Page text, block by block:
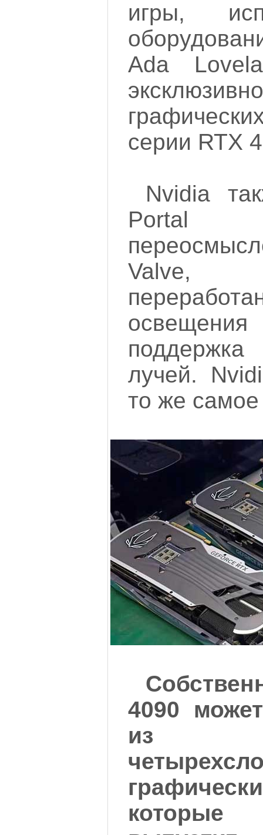
игры,
Ada
серии RTX
Nvidia
Valve,
лучей.
то же
4090
из
которые